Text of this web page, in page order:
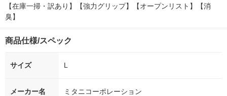
オリジナル
【在庫一掃・訳あり】【強力グリップ】【オープンリスト】【消
臭】
商品仕様/スペック
サイズ L
メーカー名 ミタニコーポレーション